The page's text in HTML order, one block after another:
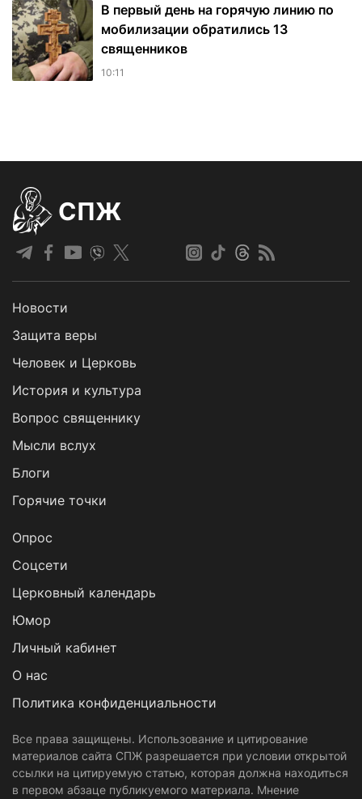
В первый день на горячую линию по
мобилизации обратились 13
священников
10:11
СПЖ
Новости
Защита веры
Человек и Церковь
История и культура
Вопрос священнику
Мысли вслух
Блоги
Горячие точки
Опрос
Cоцсети
Церковный календарь
Юмор
Личный кабинет
О нас
Политика конфиденциальности
Все права защищены. Использование и цитирование
материалов сайта СПЖ разрешается при условии открытой
ссылки на цитируемую статью, которая должна находиться
в первом абзаце публикуемого материала. Мнение